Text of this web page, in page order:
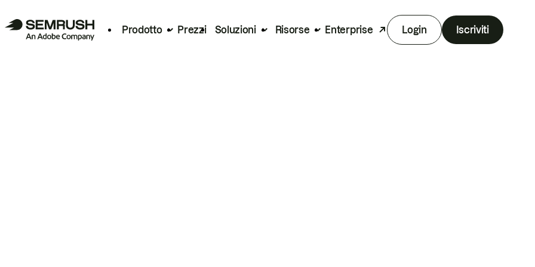
Prodotto Prezzi Soluzioni Risorse Enterprise Login Iscriviti